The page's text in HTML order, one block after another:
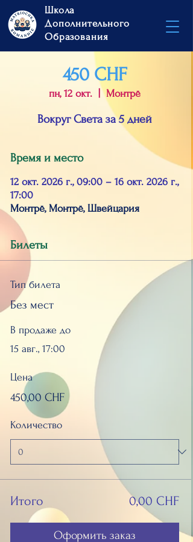
Школа
Дополнительного
Образования
450 CHF
пн, 12 окт.
  |
Монтрё
Вокруг Света за 5 дней
Время и место
12 окт. 2026 г., 09:00 – 16 окт. 2026 г.,
17:00
Монтрё, Монтрё, Швейцария
Билеты
Тип билета
Без мест
В продаже до
15 авг., 17:00
Цена
450,00 CHF
Количество
Итого 0,00 CHF
Оформить заказ